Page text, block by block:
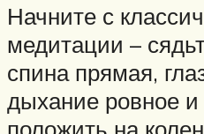
Начните с
медитации –
спина прямая,
дыхание ровное и